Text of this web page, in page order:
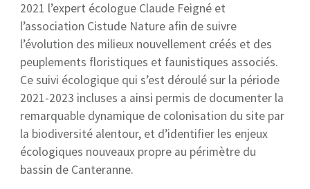
2021 l’expert écologue Claude Feigné et
l’association Cistude Nature afin de suivre
l’évolution des milieux nouvellement créés et des
peuplements floristiques et faunistiques associés.
Ce suivi écologique qui s’est déroulé sur la période
2021-2023 incluses a ainsi permis de documenter la
remarquable dynamique de colonisation du site par
la biodiversité alentour, et d’identifier les enjeux
écologiques nouveaux propre au périmètre du
bassin de Canteranne.